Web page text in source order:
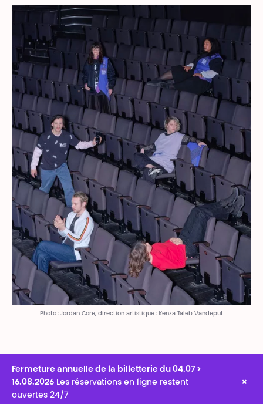
Photo : Jordan Core, direction artistique : Kenza Taleb Vandeput
Fermeture annuelle de la billetterie du 04.07 >
16.08.2026 Les réservations en ligne restent
ouvertes 24/7
×